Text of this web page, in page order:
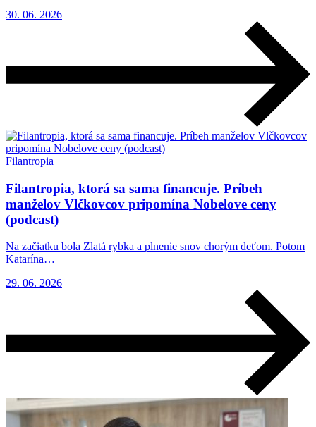
30. 06. 2026
Filantropia
Filantropia, ktorá sa sama financuje. Príbeh
manželov Vlčkovcov pripomína Nobelove ceny
(podcast)
Na začiatku bola Zlatá rybka a plnenie snov chorým deťom. Potom
Katarína…
29. 06. 2026